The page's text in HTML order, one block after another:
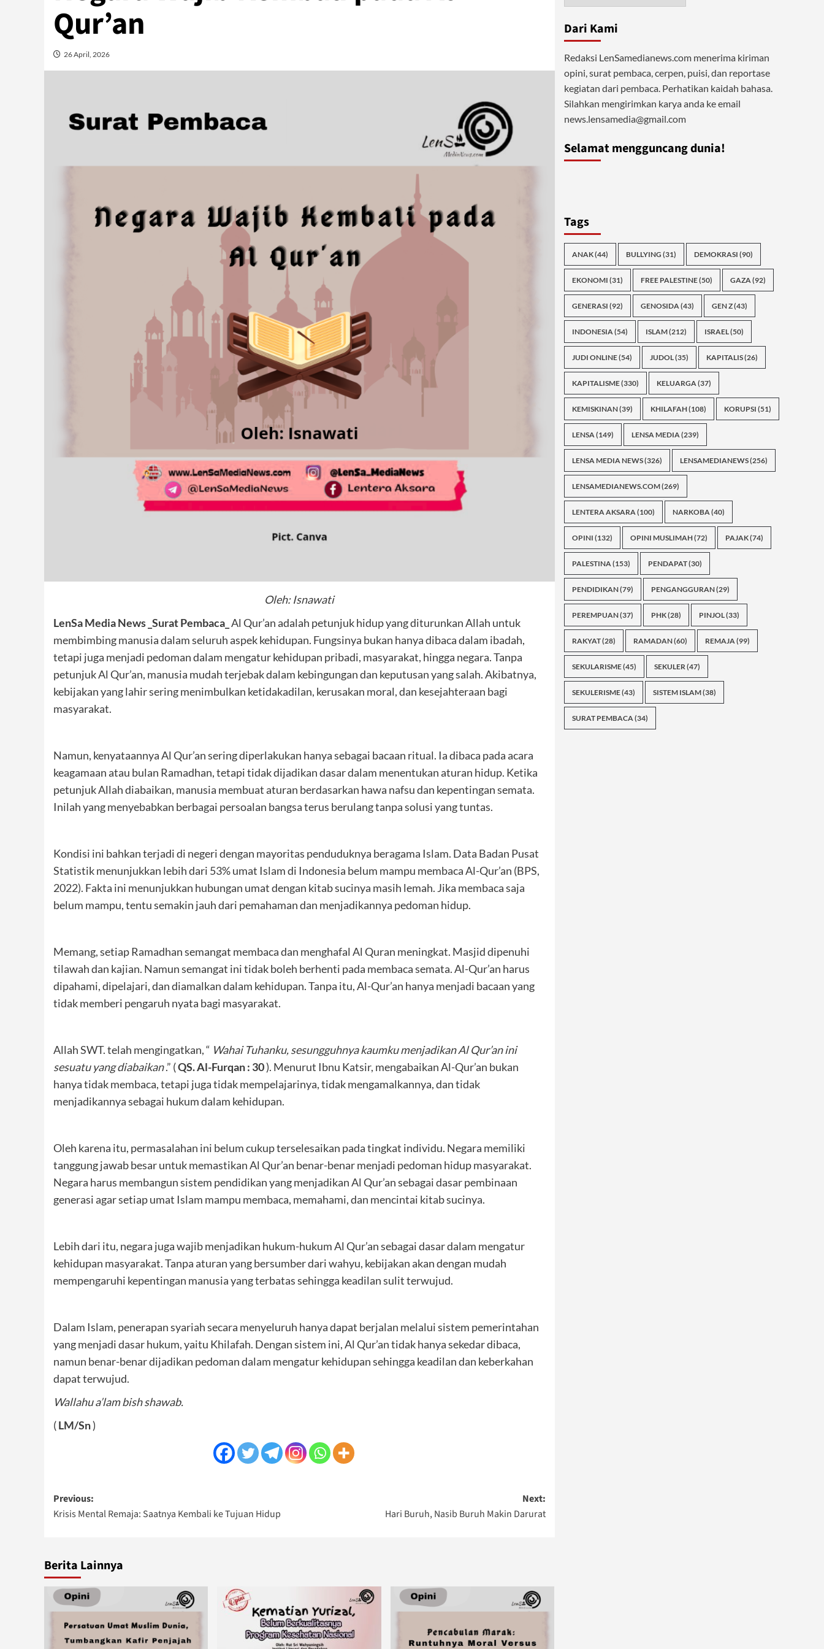
Qur’an
26 April, 2026
Oleh: Isnawati
LenSa Media News _Surat Pembaca_ Al Qur’an adalah petunjuk hidup yang diturunkan Allah untuk
membimbing manusia dalam seluruh aspek kehidupan. Fungsinya bukan hanya dibaca dalam ibadah,
tetapi juga menjadi pedoman dalam mengatur kehidupan pribadi, masyarakat, hingga negara. Tanpa
petunjuk Al Qur’an, manusia mudah terjebak dalam kebingungan dan keputusan yang salah. Akibatnya,
kebijakan yang lahir sering menimbulkan ketidakadilan, kerusakan moral, dan kesejahteraan bagi
masyarakat.
Namun, kenyataannya Al Qur’an sering diperlakukan hanya sebagai bacaan ritual. Ia dibaca pada acara
keagamaan atau bulan Ramadhan, tetapi tidak dijadikan dasar dalam menentukan aturan hidup. Ketika
petunjuk Allah diabaikan, manusia membuat aturan berdasarkan hawa nafsu dan kepentingan semata.
Inilah yang menyebabkan berbagai persoalan bangsa terus berulang tanpa solusi yang tuntas.
Kondisi ini bahkan terjadi di negeri dengan mayoritas penduduknya beragama Islam. Data Badan Pusat
Statistik menunjukkan lebih dari 53% umat Islam di Indonesia belum mampu membaca Al-Qur’an (BPS,
2022). Fakta ini menunjukkan hubungan umat dengan kitab sucinya masih lemah. Jika membaca saja
belum mampu, tentu semakin jauh dari pemahaman dan menjadikannya pedoman hidup.
Memang, setiap Ramadhan semangat membaca dan menghafal Al Quran meningkat. Masjid dipenuhi
tilawah dan kajian. Namun semangat ini tidak boleh berhenti pada membaca semata. Al-Qur’an harus
dipahami, dipelajari, dan diamalkan dalam kehidupan. Tanpa itu, Al-Qur’an hanya menjadi bacaan yang
tidak memberi pengaruh nyata bagi masyarakat.
Allah SWT. telah mengingatkan, “ Wahai Tuhanku, sesungguhnya kaumku menjadikan Al Qur’an ini
sesuatu yang diabaikan.” (QS. Al-Furqan : 30). Menurut Ibnu Katsir, mengabaikan Al-Qur’an bukan
hanya tidak membaca, tetapi juga tidak mempelajarinya, tidak mengamalkannya, dan tidak
menjadikannya sebagai hukum dalam kehidupan.
Oleh karena itu, permasalahan ini belum cukup terselesaikan pada tingkat individu. Negara memiliki
tanggung jawab besar untuk memastikan Al Qur’an benar-benar menjadi pedoman hidup masyarakat.
Negara harus membangun sistem pendidikan yang menjadikan Al Qur’an sebagai dasar pembinaan
generasi agar setiap umat Islam mampu membaca, memahami, dan mencintai kitab sucinya.
Lebih dari itu, negara juga wajib menjadikan hukum-hukum Al Qur’an sebagai dasar dalam mengatur
kehidupan masyarakat. Tanpa aturan yang bersumber dari wahyu, kebijakan akan dengan mudah
mempengaruhi kepentingan manusia yang terbatas sehingga keadilan sulit terwujud.
Dalam Islam, penerapan syariah secara menyeluruh hanya dapat berjalan melalui sistem pemerintahan
yang menjadi dasar hukum, yaitu Khilafah. Dengan sistem ini, Al Qur’an tidak hanya sekedar dibaca,
namun benar-benar dijadikan pedoman dalam mengatur kehidupan sehingga keadilan dan keberkahan
dapat terwujud.
Wallahu a’lam bish shawab.
(LM/Sn)
Post
navigation
Previous:
Krisis Mental Remaja: Saatnya Kembali ke Tujuan Hidup
Next:
Hari Buruh, Nasib Buruh Makin Darurat
Berita Lainnya
Dari Kami
Redaksi LenSamedianews.com menerima kiriman
opini, surat pembaca, cerpen, puisi, dan reportase
kegiatan dari pembaca. Perhatikan kaidah bahasa.
Silahkan mengirimkan karya anda ke email
news.lensamedia@gmail.com
Selamat mengguncang dunia!
Tags
ANAK(44) BULLYING (31) DEMOKRASI (90)
EKONOMI (31) FREE PALESTINE(50) GAZA(92)
GENERASI (92) GENOSIDA(43) GEN Z(43)
INDONESIA(54) ISLAM(212) ISRAEL(50)
JUDI ONLINE(54) JUDOL(35) KAPITALIS(26)
KAPITALISME(330) KELUARGA(37)
KEMISKINAN(39) KHILAFAH(108) KORUPSI (51)
LENSA(149) LENSA MEDIA(239)
LENSA MEDIA NEWS(326) LENSAMEDIANEWS(256)
LENSAMEDIANEWS.COM(269)
LENTERA AKSARA(100) NARKOBA(40)
OPINI (132) OPINI MUSLIMAH(72) PAJAK(74)
PALESTINA(153) PENDAPAT(30)
PENDIDIKAN(79) PENGANGGURAN(29)
PEREMPUAN(37) PHK(28) PINJOL(33)
RAKYAT(28) RAMADAN(60) REMAJA(99)
SEKULARISME(45) SEKULER(47)
SEKULERISME(43) SISTEM ISLAM(38)
SURAT PEMBACA(34)